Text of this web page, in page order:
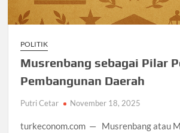
POLITIK
Musrenbang sebagai Pilar
Pembangunan Daerah
Putri Cetar November 18, 2025
turkeconom.com — Musrenbang atau